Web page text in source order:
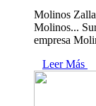
Molinos
Molinos...
empresa
Leer Más